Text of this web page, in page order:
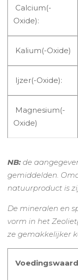
Calcium(-
Oxide):
Kalium(-Oxide)
Ijzer(-Oxide):
Magnesium(-
Oxide)
NB: de
gemiddelden.
natuurproduct is
De mineralen en
vorm in het
ze gemakkelijker